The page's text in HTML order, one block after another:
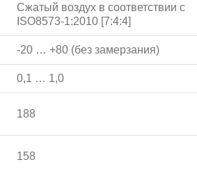
Сжатый воздух в соответствии с
ISO8573-1:2010 [7:4:4]
-20 … +80 (без замерзания)
0,1 … 1,0
188
158